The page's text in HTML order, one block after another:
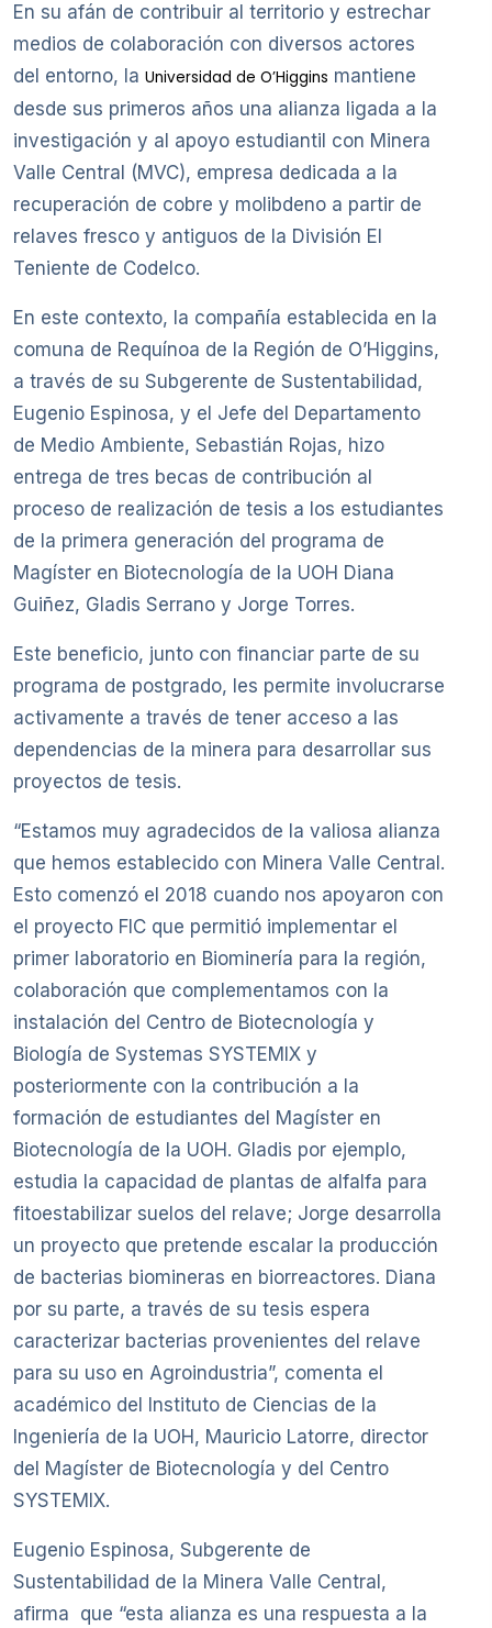
En su afán de contribuir al territorio y estrechar
medios de colaboración con diversos actores
del entorno, la Universidad de O’Higgins mantiene
desde sus primeros años una alianza ligada a la
investigación y al apoyo estudiantil con Minera
Valle Central (MVC), empresa dedicada a la
recuperación de cobre y molibdeno a partir de
relaves fresco y antiguos de la División El
Teniente de Codelco.
En este contexto, la compañía establecida en la
comuna de Requínoa de la Región de O’Higgins,
a través de su Subgerente de Sustentabilidad,
Eugenio Espinosa, y el Jefe del Departamento
de Medio Ambiente, Sebastián Rojas, hizo
entrega de tres becas de contribución al
proceso de realización de tesis a los estudiantes
de la primera generación del programa de
Magíster en Biotecnología de la UOH Diana
Guiñez, Gladis Serrano y Jorge Torres.
Este beneficio, junto con financiar parte de su
programa de postgrado, les permite involucrarse
activamente a través de tener acceso a las
dependencias de la minera para desarrollar sus
proyectos de tesis.
“Estamos muy agradecidos de la valiosa alianza
que hemos establecido con Minera Valle Central.
Esto comenzó el 2018 cuando nos apoyaron con
el proyecto FIC que permitió implementar el
primer laboratorio en Biominería para la región,
colaboración que complementamos con la
instalación del Centro de Biotecnología y
Biología de Systemas SYSTEMIX y
posteriormente con la contribución a la
formación de estudiantes del Magíster en
Biotecnología de la UOH. Gladis por ejemplo,
estudia la capacidad de plantas de alfalfa para
fitoestabilizar suelos del relave; Jorge desarrolla
un proyecto que pretende escalar la producción
de bacterias biomineras en biorreactores. Diana
por su parte, a través de su tesis espera
caracterizar bacterias provenientes del relave
para su uso en Agroindustria”, comenta el
académico del Instituto de Ciencias de la
Ingeniería de la UOH, Mauricio Latorre, director
del Magíster de Biotecnología y del Centro
SYSTEMIX.
Eugenio Espinosa, Subgerente de
Sustentabilidad de la Minera Valle Central,
afirma que “esta alianza es una respuesta a la